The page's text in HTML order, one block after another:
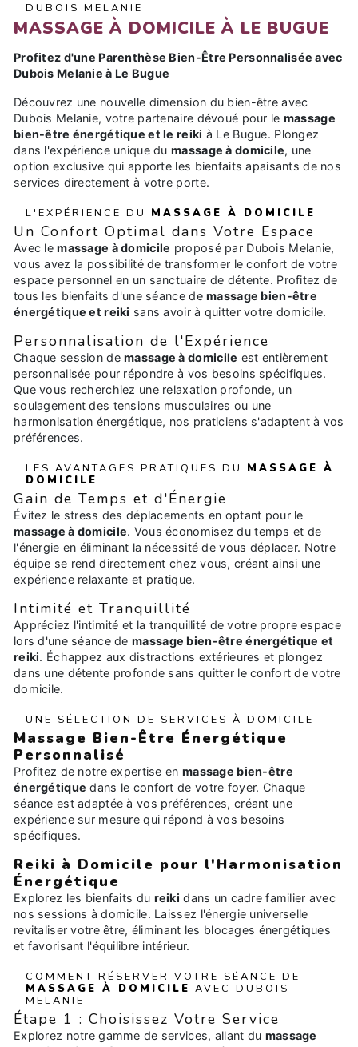
DUBOIS MELANIE
MASSAGE À DOMICILE À LE BUGUE
Profitez d'une Parenthèse Bien-Être Personnalisée avec
Dubois Melanie à Le Bugue
Découvrez une nouvelle dimension du bien-être avec
Dubois Melanie, votre partenaire dévoué pour le massage
bien-être énergétique et le reiki à Le Bugue. Plongez
dans l'expérience unique dumassage à domicile, une
option exclusive qui apporte les bienfaits apaisants de nos
services directement à votre porte.
L'EXPÉRIENCE DU MASSAGE À DOMICILE
Un Confort Optimal dans Votre Espace
Avec lemassage à domicile proposé par Dubois Melanie,
vous avez la possibilité de transformer le confort de votre
espace personnel en un sanctuaire de détente. Profitez de
tous les bienfaits d'une séance demassage bien-être
énergétique et reiki sans avoir à quitter votre domicile.
Personnalisation de l'Expérience
Chaque session demassage à domicile est entièrement
personnalisée pour répondre à vos besoins spécifiques.
Que vous recherchiez une relaxation profonde, un
soulagement des tensions musculaires ou une
harmonisation énergétique, nos praticiens s'adaptent à vos
préférences.
LES AVANTAGES PRATIQUES DU MASSAGE À
DOMICILE
Gain de Temps et d'Énergie
Évitez le stress des déplacements en optant pour le
massage à domicile. Vous économisez du temps et de
l'énergie en éliminant la nécessité de vous déplacer. Notre
équipe se rend directement chez vous, créant ainsi une
expérience relaxante et pratique.
Intimité et Tranquillité
Appréciez l'intimité et la tranquillité de votre propre espace
lors d'une séance demassage bien-être énergétique et
reiki. Échappez aux distractions extérieures et plongez
dans une détente profonde sans quitter le confort de votre
domicile.
UNE SÉLECTION DE SERVICES À DOMICILE
Massage Bien-Être Énergétique
Personnalisé
Profitez de notre expertise en massage bien-être
énergétique dans le confort de votre foyer. Chaque
séance est adaptée à vos préférences, créant une
expérience sur mesure qui répond à vos besoins
spécifiques.
Reiki à Domicile pour l'Harmonisation
Énergétique
Explorez les bienfaits du reiki dans un cadre familier avec
nos sessions à domicile. Laissez l'énergie universelle
revitaliser votre être, éliminant les blocages énergétiques
et favorisant l'équilibre intérieur.
COMMENT RÉSERVER VOTRE SÉANCE DE
MASSAGE À DOMICILE AVEC DUBOIS
MELANIE
Étape 1 : Choisissez Votre Service
Explorez notre gamme de services, allant du massage